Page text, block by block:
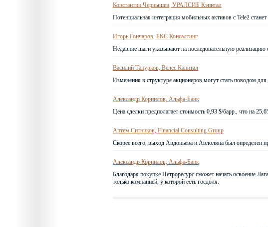
Константин Чернышев, УРАЛСИБ Кэпитал
Потенциальная интеграция мобильных активов с Tele2
Игорь Гончаров, БКС Консалтинг
Недавние шаги указывают на последовательную
Василий Танурков, Велес Капитал
Изменения в структуре акционеров могут стать поводом
Александр Корнилов, Альфа-Банк
Цена сделки предполагает стоимость 0,93 $/барр., что на
Артем Ситников, Financial Consulting Group
Скорее всего, выход Авдоньева и Авлоляна был определен
Александр Корнилов, Альфа-Банк
Благодаря покупке Петроресурс сможет начать освоение
только компанией, у которой есть госдоля.